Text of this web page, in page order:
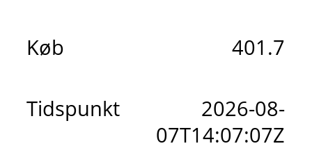
Køb 401.7
Tidspunkt
2026-08-
07T14:07:07Z